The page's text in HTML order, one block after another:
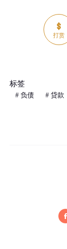
打赏
标签
#负债 #贷款